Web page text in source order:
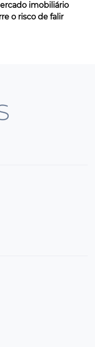
imobiliário
o risco de falir